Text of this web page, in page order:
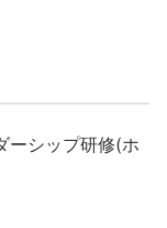
ーシップ研修(ホ